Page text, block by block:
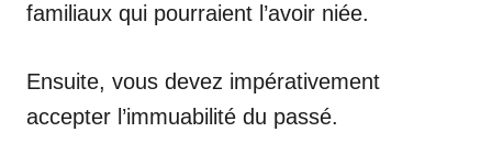
familiaux qui pourraient l’avoir niée.
Ensuite, vous devez impérativement
accepter l’immuabilité du passé.